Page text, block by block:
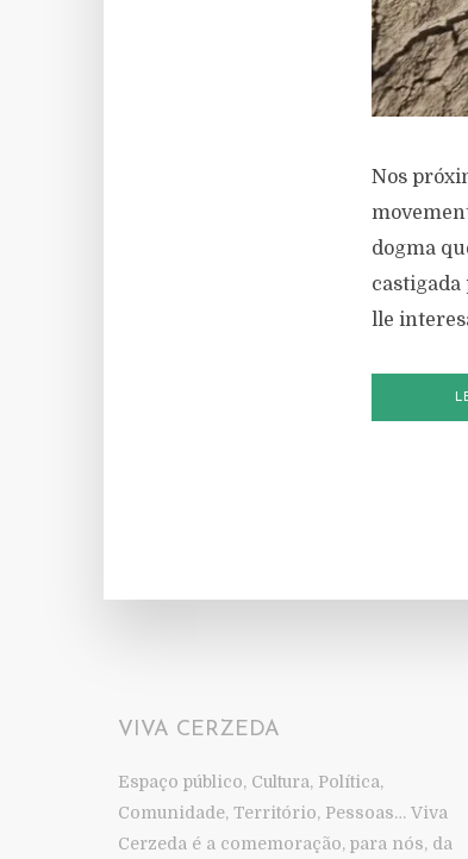
Nos
dogma
castigada
lle
VIVA CERZEDA
Espaço público, Cultura, Política,
Comunidade, Território, Pessoas… Viva
Cerzeda é a comemoração, para nós, da